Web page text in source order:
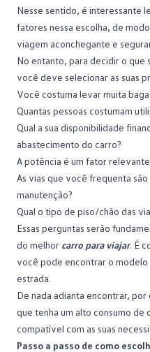
Nesse sentido, é interessante
fatores nessa escolha, de
viagem aconchegante e
No entanto, para decidir o que
você deve selecionar as suas
Você costuma levar muita
Quantas pessoas costumam
Qual a sua disponibilidade
abastecimento do carro?
A potência é um fator
As vias que você frequenta
manutenção?
Qual o tipo de piso/chão das
Essas perguntas serão
do melhor carro para viajar. É
você pode encontrar o modelo
estrada.
De nada adianta encontrar,
que tenha um alto consumo de
compatível com as suas
Passo a passo de como